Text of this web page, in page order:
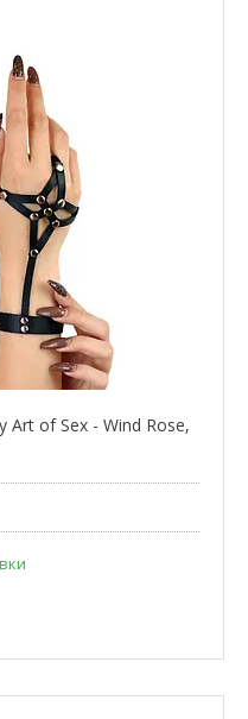
Art of Sex - Wind Rose,